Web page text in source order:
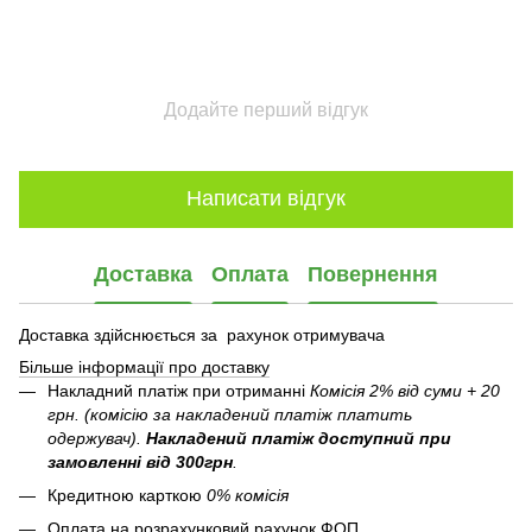
Додайте перший відгук
Написати відгук
Доставка Оплата Повернення
Доставка здійснюється за рахунок отримувача
Більше інформації про доставку
Накладний платіж при отриманні Комісія 2% від суми + 20
грн. (комісію за накладений платіж платить
одержувач). Накладений платіж доступний при
замовленні від 300грн
Кредитною карткою 0% комісія